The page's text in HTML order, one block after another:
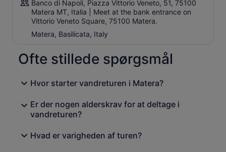
Banco di Napoli, Piazza Vittorio Veneto, 51, 75100
Matera MT, Italia | Meet at the bank entrance on
Vittorio Veneto Square, 75100 Matera.
Matera, Basilicata, Italy
Ofte stillede spørgsmål
Hvor starter vandreturen i Matera?
Er der nogen alderskrav for at deltage i
vandreturen?
Hvad er varigheden af turen?